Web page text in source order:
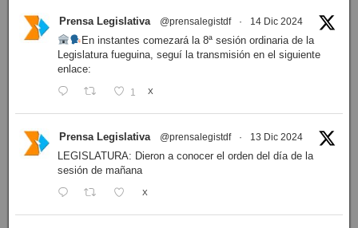
Prensa Legislativa @prensalegistdf · 14 Dic 2024
En instantes comezará la 8ª sesión ordinaria de la
Legislatura fueguina, seguí la transmisión en el siguiente
enlace:
1 X
Prensa Legislativa @prensalegistdf · 13 Dic 2024
LEGISLATURA: Dieron a conocer el orden del día de la
sesión de mañana
X